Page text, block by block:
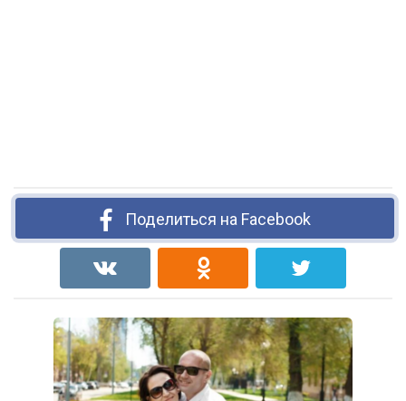
Поделиться на Facebook